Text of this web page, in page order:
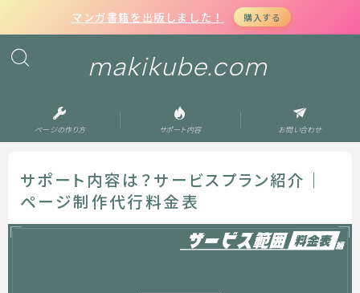
マンガ書籍を出版しました！ 購入する
makikube.com
ページの作り方 サポート内容 お問い合わせ
サポート内容は？サービスプラン紹介｜
ページ制作代行料金表